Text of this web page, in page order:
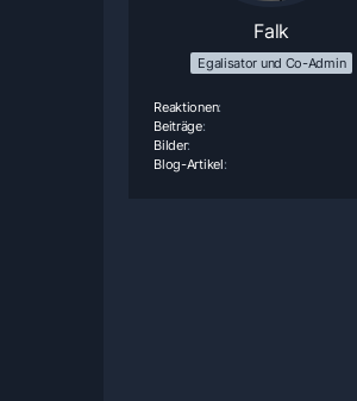
Falk
Egalisator und Co-Admin
Reaktionen
Beiträge
Bilder
Blog-Artikel